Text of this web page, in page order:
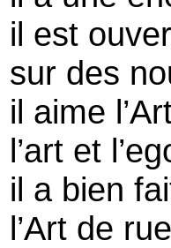
il est
sur des
il aime
l’art et
il a bien
l’Art de